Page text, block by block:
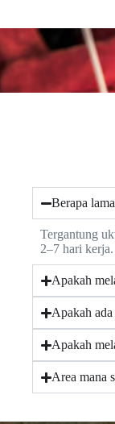
Berapa
Tergantung
2–7 hari kerja.
Apakah
Apakah ada
Apakah
Area mana